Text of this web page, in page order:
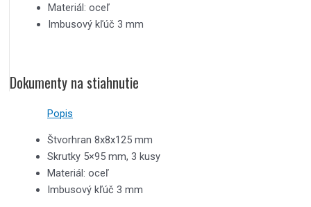
Materiál: oceľ
Imbusový kľúč 3 mm
Dokumenty na stiahnutie
Popis
Štvorhran 8x8x125 mm
Skrutky 5×95 mm, 3 kusy
Materiál: oceľ
Imbusový kľúč 3 mm